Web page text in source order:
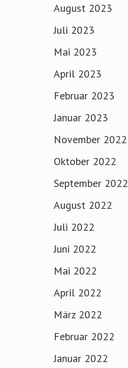
August 2023
Juli 2023
Mai 2023
April 2023
Februar 2023
Januar 2023
November 2022
Oktober 2022
September 2022
August 2022
Juli 2022
Juni 2022
Mai 2022
April 2022
März 2022
Februar 2022
Januar 2022